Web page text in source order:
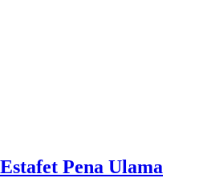
Estafet Pena Ulama